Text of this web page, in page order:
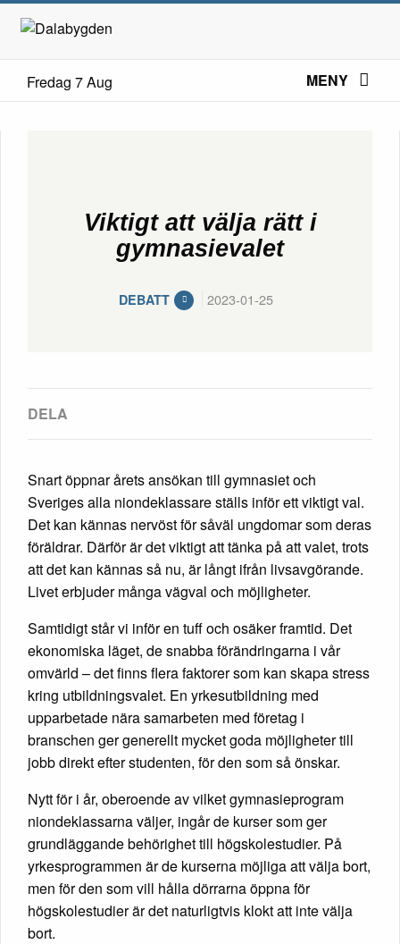
Fredag 7 Aug MENY
Viktigt att välja rätt i
gymnasievalet
DEBATT 2023-01-25
Snart öppnar årets ansökan till gymnasiet och
Sveriges alla niondeklassare ställs inför ett viktigt val.
Det kan kännas nervöst för såväl ungdomar som deras
föräldrar. Därför är det viktigt att tänka på att valet, trots
att det kan kännas så nu, är långt ifrån livsavgörande.
Livet erbjuder många vägval och möjligheter.
Samtidigt står vi inför en tuff och osäker framtid. Det
ekonomiska läget, de snabba förändringarna i vår
omvärld – det finns flera faktorer som kan skapa stress
kring utbildningsvalet. En yrkesutbildning med
upparbetade nära samarbeten med företag i
branschen ger generellt mycket goda möjligheter till
jobb direkt efter studenten, för den som så önskar.
Nytt för i år, oberoende av vilket gymnasieprogram
niondeklassarna väljer, ingår de kurser som ger
grundläggande behörighet till högskolestudier. På
yrkesprogrammen är de kurserna möjliga att välja bort,
men för den som vill hålla dörrarna öppna för
högskolestudier är det naturligtvis klokt att inte välja
bort.